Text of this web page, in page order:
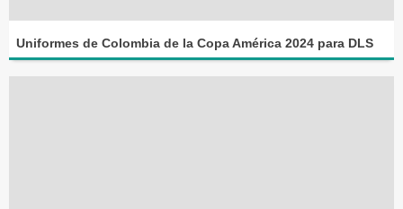
Uniformes de Colombia de la Copa América 2024 para DLS